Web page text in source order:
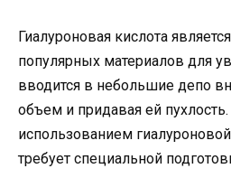
Гиалуроновая кислота
популярных материалов для
вводится в небольшие депо
объем и придавая ей
использованием
требует специальной